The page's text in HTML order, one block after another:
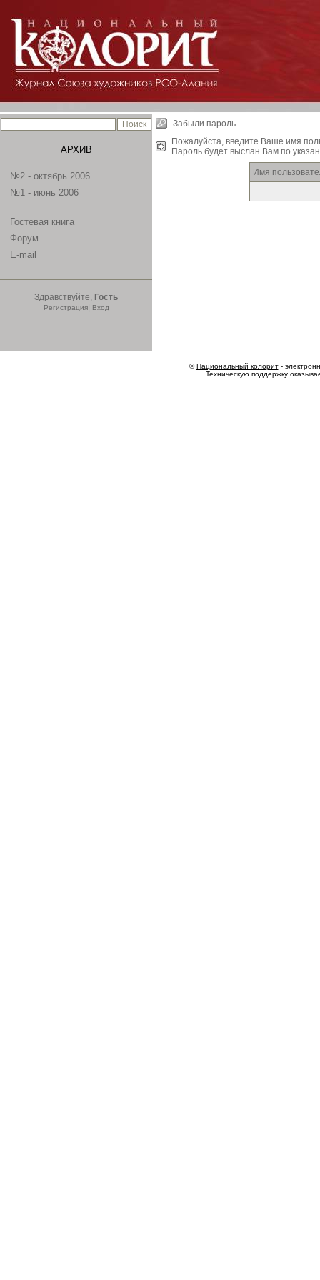
АРХИВ
№2 - октябрь 2006
№1 - июнь 2006
Гостевая книга
Форум
E-mail
Здравствуйте, Гость
Регистрация| Вход
Забыли пароль
Пожалуйста, введите Ваше имя
Пароль будет выслан Вам по
Имя
©Национальный колорит-
Техническую поддержку